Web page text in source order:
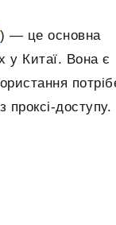
) — це основна
у Китаї. Вона є
доступу.